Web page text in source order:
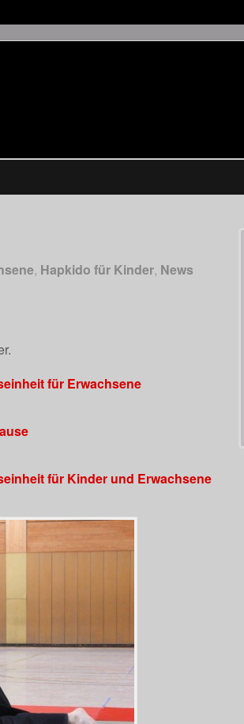
, Hapkido für Kinder, News
für Erwachsene
für Kinder und Erwachsene